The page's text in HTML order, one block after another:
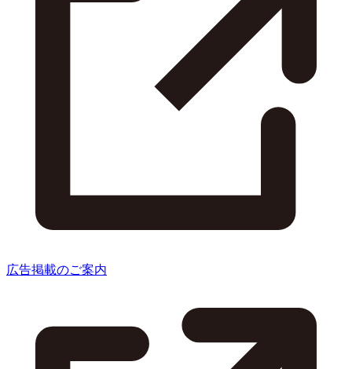
広告掲載のご案内